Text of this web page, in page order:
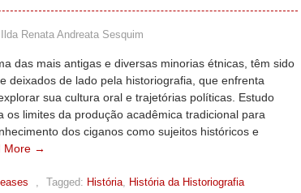
Ilda Renata Andreata Sesquim
das mais antigas e diversas minorias étnicas, têm sido
deixados de lado pela historiografia, que enfrenta
sua cultura oral e trajetórias políticas. Estudo
os limites da produção acadêmica tradicional para
dos ciganos como sujeitos históricos e
More →
, Tagged: História, História da Historiografia